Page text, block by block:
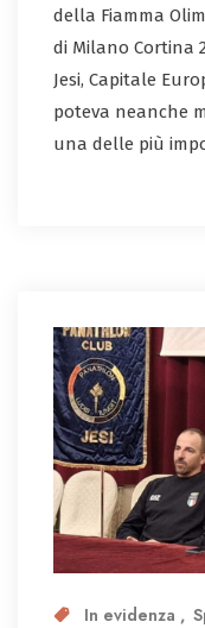
della Fiamma
di Milano Cortina
Jesi, Capitale
poteva neanche
una delle più
In evidenza